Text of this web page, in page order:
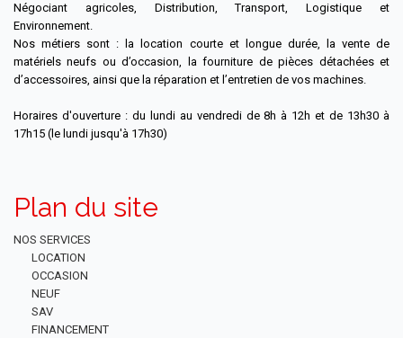
Négociant agricoles, Distribution, Transport, Logistique et
Environnement.
Nos métiers sont : la location courte et longue durée, la vente de
matériels neufs ou d’occasion, la fourniture de pièces détachées et
d’accessoires, ainsi que la réparation et l’entretien de vos machines.
Horaires d'ouverture : du lundi au vendredi de 8h à 12h et de 13h30 à
17h15 (le lundi jusqu'à 17h30)
Plan du site
NOS SERVICES
LOCATION
OCCASION
NEUF
SAV
FINANCEMENT